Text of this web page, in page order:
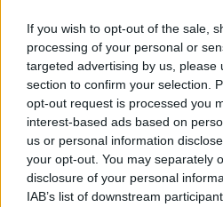
If you wish to opt-out of the sale,
processing of your personal or
targeted advertising by us, please
section to confirm your selection.
opt-out request is processed you
interest-based ads based on
us or personal information
your opt-out. You may separately
disclosure of your personal
IAB’s list of downstream
LEGFRISSEBB
Országos
Megérkezett